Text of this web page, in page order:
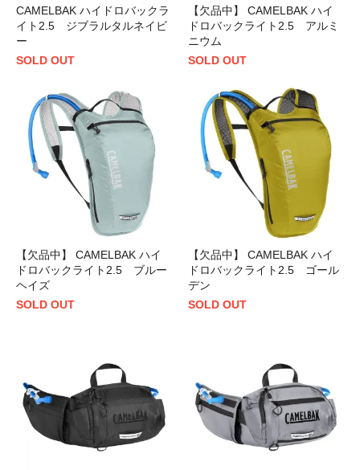
CAMELBAK ハイドロバックラ
イト2.5 ジブラルタルネイビ
ー
SOLD OUT
【欠品中】 CAMELBAK ハイ
ドロバックライト2.5 アルミ
ニウム
SOLD OUT
【欠品中】 CAMELBAK ハイ
ドロバックライト2.5 ブルー
ヘイズ
SOLD OUT
【欠品中】 CAMELBAK ハイ
ドロバックライト2.5 ゴール
デン
SOLD OUT